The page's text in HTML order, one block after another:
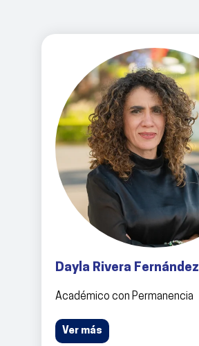
Dayla Rivera Fernández
Académico con Permanencia
Ver más